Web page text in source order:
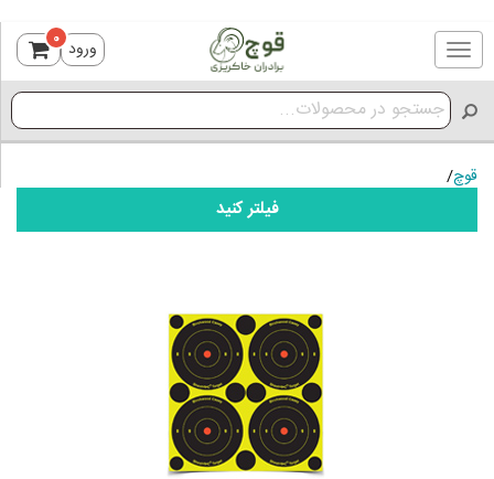
Toggle
navigation
ورود 0
قوچ/
فیلتر کنید